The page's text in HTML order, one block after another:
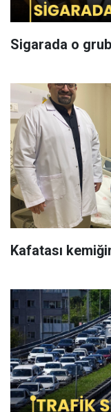
Sigarada o
Kafatası